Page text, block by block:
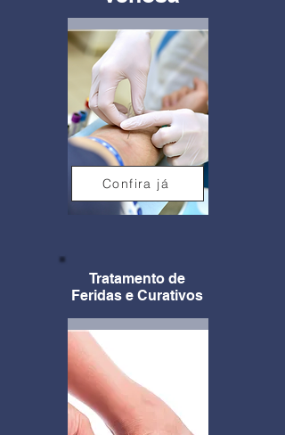
Confira já
Tratamento de
Feridas e Curativos